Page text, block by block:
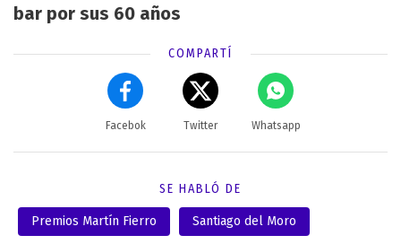
bar por sus 60 años
COMPARTÍ
Facebok Twitter Whatsapp
SE HABLÓ DE
Premios Martín Fierro Santiago del Moro